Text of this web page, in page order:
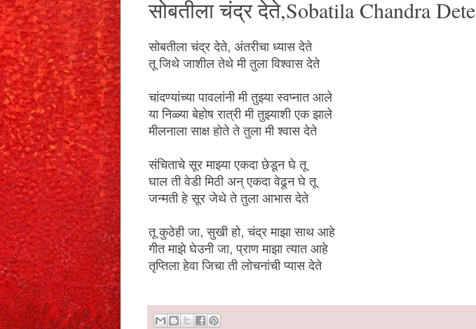
सोबतीला चंद्र देते,Sobatila Chandra Dete
सोबतीला चंद्र देते, अंतरीचा ध्यास देते
तू जिथे जाशील तेथे मी तुला विश्वास देते
चांदण्यांच्या पावलांनी मी तुझ्या स्वप्नात आले
या निळ्या बेहोष रात्री मी तुझ्याशी एक झाले
मीलनाला साक्ष होते ते तुला मी श्वास देते
संचिताचे सूर माझ्या एकदा छेडून घे तू
घाल ती वेडी मिठी अन्‌ एकदा वेढून घे तू
जन्मती हे सूर जेथे ते तुला आभास देते
तू कुठेही जा, सुखी हो, चंद्र माझा साथ आहे
गीत माझे घेउनी जा, प्राण माझा त्यात आहे
तृप्तिला हेवा जिचा ती लोचनांची प्यास देते